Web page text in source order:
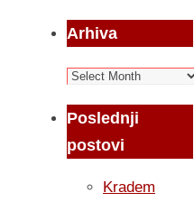
Arhiva
Arhiva
Poslednji
postovi
Kradem